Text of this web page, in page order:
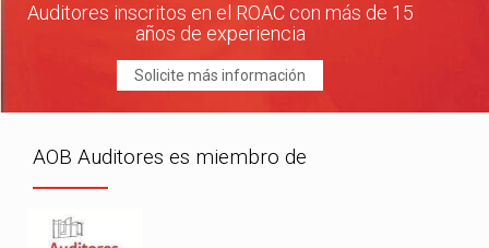
Auditores inscritos en el ROAC con más de 15
años de experiencia
Solicite más información
AOB Auditores es miembro de